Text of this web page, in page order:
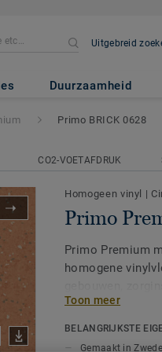
Uitgebreid
Duurzaamheid
BRICK 0628
Primo BRICK 0628
CO2-VOETAFDRUK
Homogeen vinyl |
Primo
Primo Premium
homogene
over twee
Toon meer
BELANGRIJKSTE
Gemaakt in